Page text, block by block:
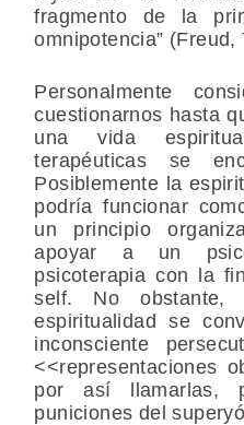
fragmento de la
omnipotencia”
Personalmente
cuestionarnos hasta
una vida
terapéuticas se
Posiblemente la
podría funcionar
un principio
apoyar a un
psicoterapia con la
self. No
espiritualidad se
inconsciente
<<representaciones
por así llamarlas,
puniciones del